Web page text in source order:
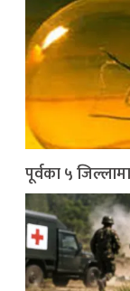
पूर्वका ५